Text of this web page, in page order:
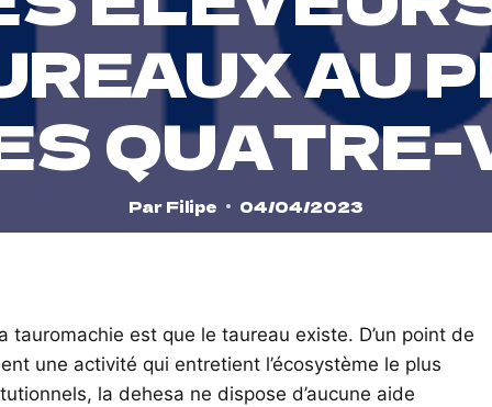
AU
Par Filipe 04/04/2023
est que le taureau existe. D’un point de
une activité qui entretient l’écosystème le plus
la dehesa ne dispose d’aucune aide